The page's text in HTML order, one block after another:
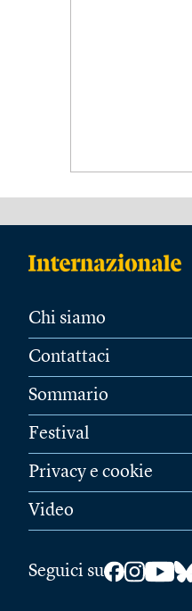
Chi siamo
Contattaci
Sommario
Festival
Privacy e cookie
Video
Seguici su